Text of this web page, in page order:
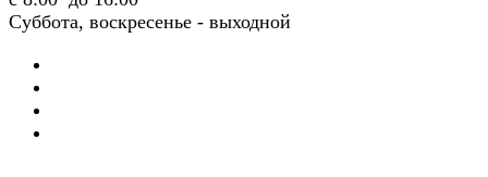
Суббота, воскресенье - выходной